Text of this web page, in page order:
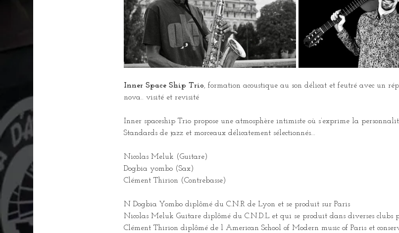
Inner Space Ship Trio, formation acoustique au son délicat et feutré avec un
nova.. visité et revisité
Inner spaceship Trio propose une atmosphère intimiste où s’exprime la
Standards de jazz et morceaux délicatement sélectionnés...
Nicolas Meluk (Guitare)
Dogbia yombo (Sax)
Clément Thirion (Contrebasse)
N Dogbia Yombo diplômé du C.N.R de Lyon et se produit sur Paris
Nicolas Meluk Guitare diplômé du C.N.D.L et qui se produit dans diverses clubs
Clément Thirion diplômé de l American School of Modern music of Paris et